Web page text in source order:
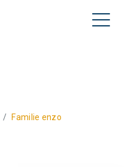
Familie enzo